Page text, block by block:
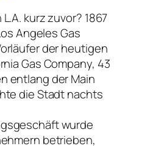
kurz zuvor? 1867
Angeles Gas
der heutigen
Gas Company, 43
entlang der Main
die Stadt nachts
wurde
betrieben,